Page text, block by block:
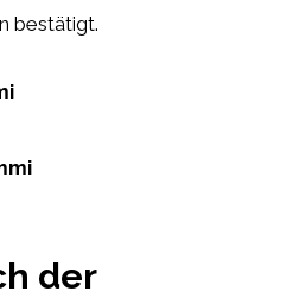
bestätigt.
der